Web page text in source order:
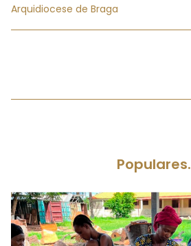
Arquidiocese de Braga
Populares.